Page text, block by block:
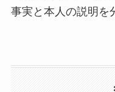
事実と本人の説明を